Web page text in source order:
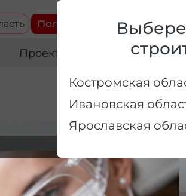
Костромская
Ивановская
Ярославская
Получить скидку до 1
Проекты домов